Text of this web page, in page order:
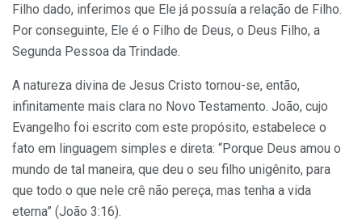
Filho dado, inferimos que Ele já possuía a relação de Filho.
Por conseguinte, Ele é o Filho de Deus, o Deus Filho, a
Segunda Pessoa da Trindade.
A natureza divina de Jesus Cristo tornou-se, então,
infinitamente mais clara no Novo Testamento. João, cujo
Evangelho foi escrito com este propósito, estabelece o
fato em linguagem simples e direta: “Porque Deus amou o
mundo de tal maneira, que deu o seu filho unigênito, para
que todo o que nele crê não pereça, mas tenha a vida
eterna” (João 3:16).